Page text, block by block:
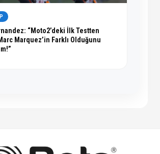
“Moto2’deki İlk Testten
Marquez’in Farklı Olduğunu